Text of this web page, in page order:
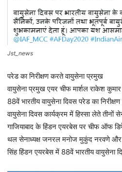
Jst_news
परेड का निरीक्षण करते वायुसेना प्रमुख
वायुसेना प्रमुख एयर चीफ मार्शल राकेश
88वें भारतीय वायुसेना दिवस परेड का निरीक्षण
वायुसेना दिवस कार्यक्रम में हिस्सा लेते तीनों
गाजियाबाद के हिंडन एयरबेस पर चीफ ऑफ
थल सेनाध्यक्ष जनरल मनोज मुकुंद नरवणे और
सिंह हिंडन एयरबेस में 88वें भारतीय वायुसेना